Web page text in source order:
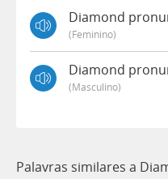
Diamond
(feminino)
Diamond
(masculino)
Palavras similares a